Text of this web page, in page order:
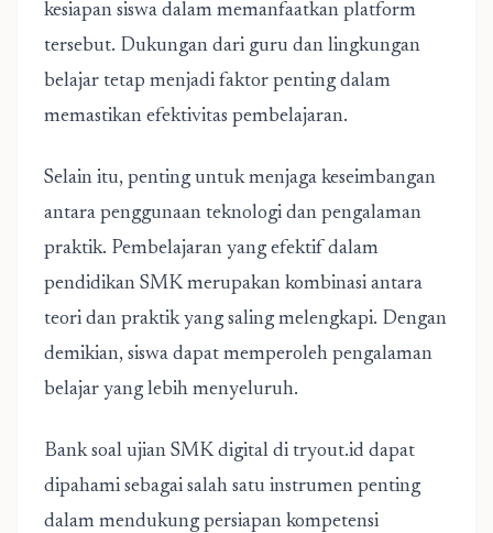
kesiapan siswa dalam memanfaatkan platform
tersebut. Dukungan dari guru dan lingkungan
belajar tetap menjadi faktor penting dalam
memastikan efektivitas pembelajaran.
Selain itu, penting untuk menjaga keseimbangan
antara penggunaan teknologi dan pengalaman
praktik. Pembelajaran yang efektif dalam
pendidikan SMK merupakan kombinasi antara
teori dan praktik yang saling melengkapi. Dengan
demikian, siswa dapat memperoleh pengalaman
belajar yang lebih menyeluruh.
Bank soal ujian SMK digital di tryout.id dapat
dipahami sebagai salah satu instrumen penting
dalam mendukung persiapan kompetensi